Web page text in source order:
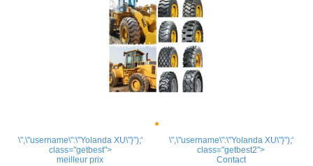
\",\"username\":\"Yolanda XU\"}");'
class="getbest">
meilleur prix
\",\"username\":\"Yolanda XU\"}");'
class="getbest2">
Contact